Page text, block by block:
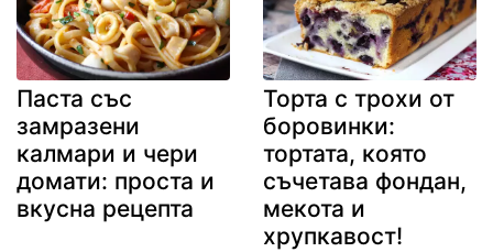
Паста със
замразени
калмари и чери
домати: проста и
вкусна рецепта
Торта с трохи от
боровинки:
тортата, която
съчетава фондан,
мекота и
хрупкавост!